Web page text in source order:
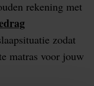
rekening met
zodat
matras voor jouw